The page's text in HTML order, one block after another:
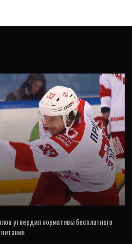
ХК АВТОМОБИЛИСТ
хочу успеть выиграть
до завершения своей…
утвердил нормативы бесплатного